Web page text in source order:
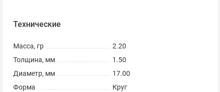
Технические
Масса, гр
2.20
Толщина, мм
1.50
Диаметр, мм
17.00
Форма
Круг